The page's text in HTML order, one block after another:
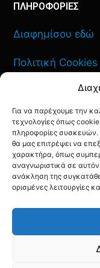
Για να παρέχουμε την
τεχνολογίες όπως
πληροφορίες συσκευών.
θα μας επιτρέψει να
χαρακτήρα, όπως
αναγνωριστικά σε
ανάκληση της
ορισμένες λειτουργίες
ΠΛΗΡΟΦΟΡΙΕΣ
Διαφημίσου εδώ
Πολιτική Cookies
Πολιτική
ΕΠΙΚΟΙΝΩΝΙΑ